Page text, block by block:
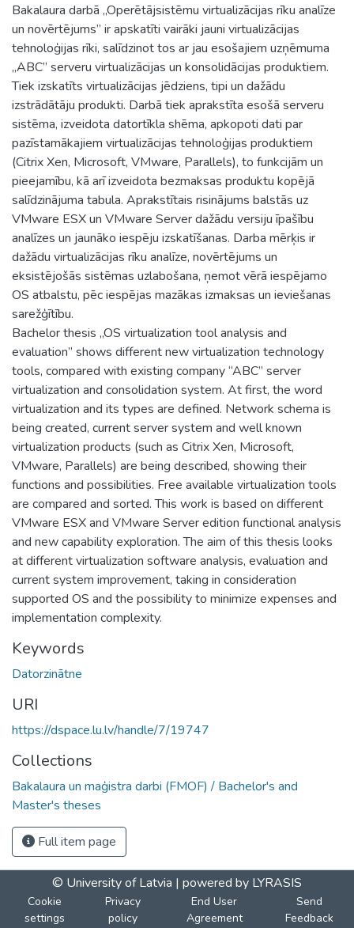
Bakalaura darbā „Operētājsistēmu virtualizācijas rīku analīze
un novērtējums” ir apskatīti vairāki jauni virtualizācijas
tehnoloģijas rīki, salīdzinot tos ar jau esošajiem uzņēmuma
„ABC” serveru virtualizācijas un konsolidācijas produktiem.
Tiek izskatīts virtualizācijas jēdziens, tipi un dažādu
izstrādātāju produkti. Darbā tiek aprakstīta esošā serveru
sistēma, izveidota datortīkla shēma, apkopoti dati par
pazīstamākajiem virtualizācijas tehnoloģijas produktiem
(Citrix Xen, Microsoft, VMware, Parallels), to funkcijām un
pieejamību, kā arī izveidota bezmaksas produktu kopējā
salīdzinājuma tabula. Aprakstītais risinājums balstās uz
VMware ESX un VMware Server dažādu versiju īpašību
analīzes un jaunāko iespēju izskatīšanas. Darba mērķis ir
dažādu virtualizācijas rīku analīze, novērtējums un
eksistējošās sistēmas uzlabošana, ņemot vērā iespējamo
OS atbalstu, pēc iespējas mazākas izmaksas un ieviešanas
sarežģītību.
Bachelor thesis „OS virtualization tool analysis and
evaluation” shows different new virtualization technology
tools, compared with existing company “ABC” server
virtualization and consolidation system. At first, the word
virtualization and its types are defined. Network schema is
being created, current server system and well known
virtualization products (such as Citrix Xen, Microsoft,
VMware, Parallels) are being described, showing their
functions and possibilities. Free available virtualization tools
are compared and sorted. This work is based on different
VMware ESX and VMware Server edition functional analysis
and new capability exploration. The aim of this thesis looks
at different virtualization software analysis, evaluation and
current system improvement, taking in consideration
supported OS and the possibility to minimize expenses and
implementation complexity.
Keywords
Datorzinātne
URI
https://dspace.lu.lv/handle/7/19747
Collections
Bakalaura un maģistra darbi (FMOF) / Bachelor's and
Master's theses
Full item page
© University of Latvia | powered by LYRASIS
Cookie
settings
Privacy
policy
End User
Agreement
Send
Feedback